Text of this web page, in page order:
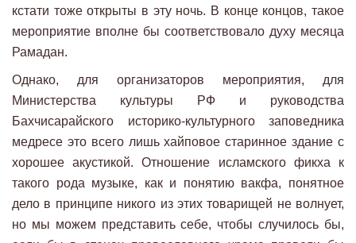
кстати тоже открыты в эту ночь. В конце концов, такое
мероприятие вполне бы соответствовало духу месяца
Рамадан.
Однако, для организаторов мероприятия, для
Министерства культуры РФ и руководства
Бахчисарайского историко-культурного заповедника
медресе это всего лишь хайповое старинное здание с
хорошее акустикой. Отношение исламского фикха к
такого рода музыке, как и понятию вакфа, понятное
дело в принципе никого из этих товарищей не волнует,
но мы можем представить себе, чтобы случилось бы,